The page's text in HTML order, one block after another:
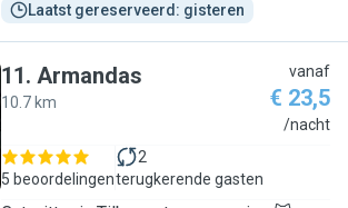
Laatst gereserveerd: gisteren
11. Armandas
10.7 km
vanaf
€ 23,5
/nacht
5 beoordelingen
2
terugkerende gasten